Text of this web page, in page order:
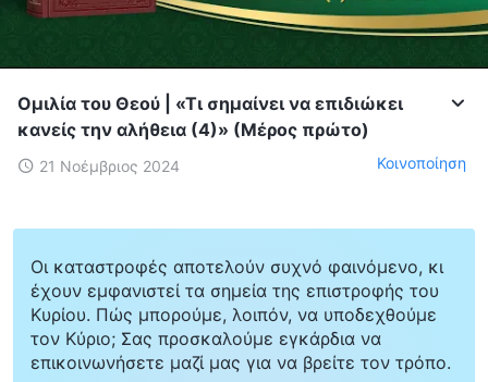
Ομιλία του Θεού | «Τι σημαίνει να επιδιώκει
κανείς την αλήθεια (4)» (Μέρος πρώτο)
21 Νοέμβριος 2024 Κοινοποίηση
Οι καταστροφές αποτελούν συχνό φαινόμενο, κι
έχουν εμφανιστεί τα σημεία της επιστροφής του
Κυρίου. Πώς μπορούμε, λοιπόν, να υποδεχθούμε
τον Κύριο; Σας προσκαλούμε εγκάρδια να
επικοινωνήσετε μαζί μας για να βρείτε τον τρόπο.